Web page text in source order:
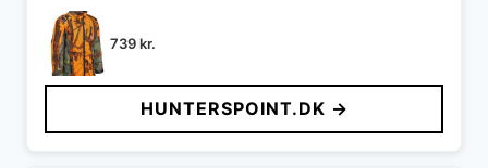
739kr.
HUNTERSPOINT.DK →